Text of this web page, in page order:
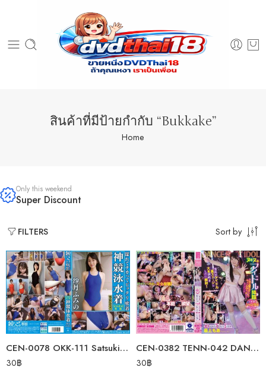
สินค้าที่มีป้ายกำกับ “Bukkake”
Home
Only this weekend
Super Discount
FILTERS Sort by
CEN-0078 OKK-111 Satsuki Fumino’s Wet, Shiny, And Tightly Fitting Divine…
30฿
CEN-0382 TENN-042 DANCE FUCK IDOL Mogami Moa
30฿